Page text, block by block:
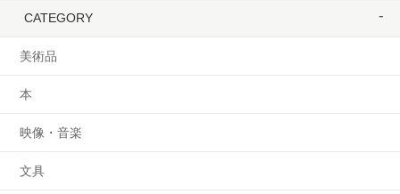
CATEGORY
美術品
本
映像・音楽
文具